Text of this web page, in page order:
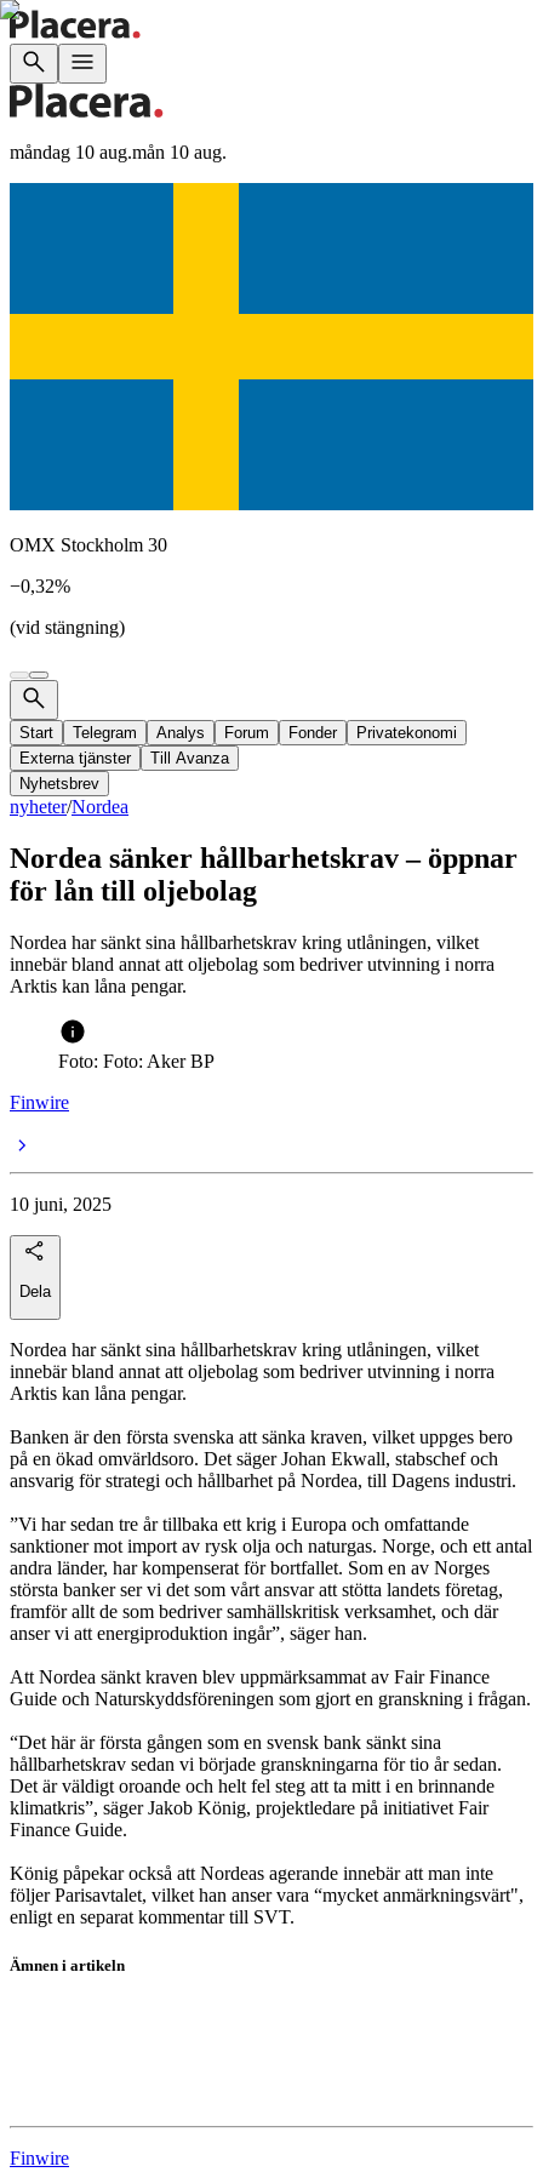
måndag 10 aug.mån 10 aug.
OMX Stockholm 30
−0,32%
(vid stängning)
Start Telegram Analys Forum Fonder
Privatekonomi
Externa tjänster
Till Avanza
Nyhetsbrev
nyheter/Nordea
Nordea sänker hållbarhetskrav – öppnar
för lån till oljebolag
Nordea har sänkt sina hållbarhetskrav kring utlåningen, vilket
innebär bland annat att oljebolag som bedriver utvinning i norra
Arktis kan låna pengar.
Foto: Foto: Aker BP
Finwire
10 juni, 2025
Dela
Nordea har sänkt sina hållbarhetskrav kring utlåningen, vilket
innebär bland annat att oljebolag som bedriver utvinning i norra
Arktis kan låna pengar.
Banken är den första svenska att sänka kraven, vilket uppges bero
på en ökad omvärldsoro. Det säger Johan Ekwall, stabschef och
ansvarig för strategi och hållbarhet på Nordea, till Dagens industri.
”Vi har sedan tre år tillbaka ett krig i Europa och omfattande
sanktioner mot import av rysk olja och naturgas. Norge, och ett antal
andra länder, har kompenserat för bortfallet. Som en av Norges
största banker ser vi det som vårt ansvar att stötta landets företag,
framför allt de som bedriver samhällskritisk verksamhet, och där
anser vi att energiproduktion ingår”, säger han.
Att Nordea sänkt kraven blev uppmärksammat av Fair Finance
Guide och Naturskyddsföreningen som gjort en granskning i frågan.
“Det här är första gången som en svensk bank sänkt sina
hållbarhetskrav sedan vi började granskningarna för tio år sedan.
Det är väldigt oroande och helt fel steg att ta mitt i en brinnande
klimatkris”, säger Jakob König, projektledare på initiativet Fair
Finance Guide.
König påpekar också att Nordeas agerande innebär att man inte
följer Parisavtalet, vilket han anser vara “mycket anmärkningsvärt",
enligt en separat kommentar till SVT.
Ämnen i artikeln
Finwire